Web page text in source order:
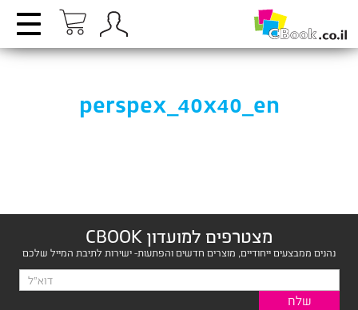
perspex_40x40_en
מצטרפים למועדון CBOOK
נהנים ממבצעים ייחודיים, מוצרים חדשים והפתעות- ישירות לתיבת המייל שלכם